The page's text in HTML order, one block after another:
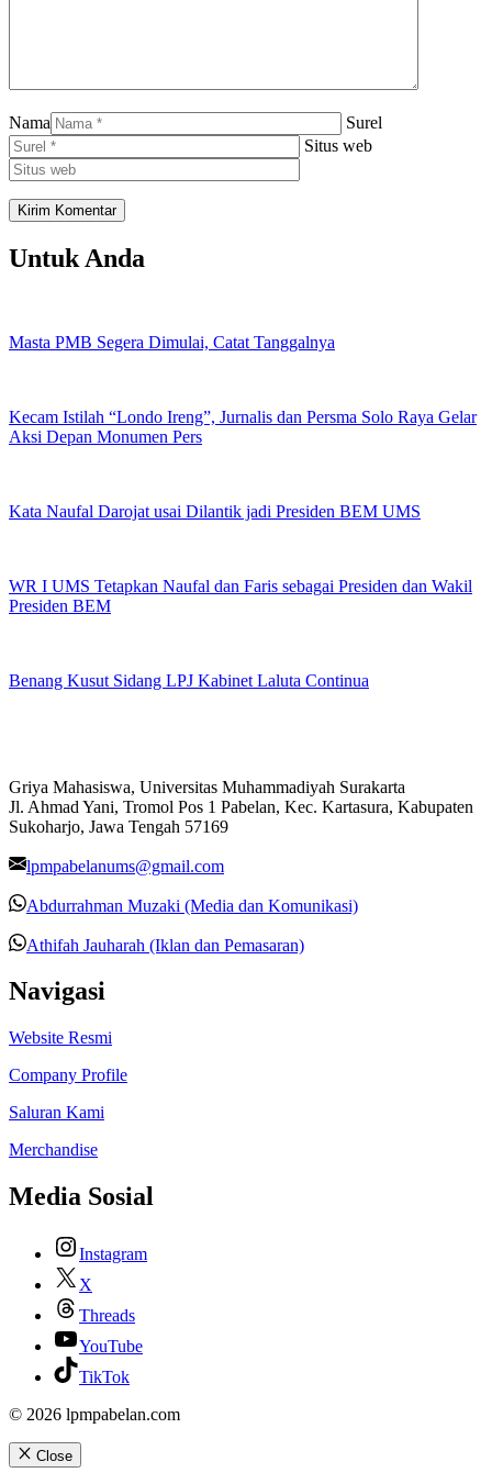
Nama
Surel
Situs web
Untuk Anda
Masta PMB Segera Dimulai, Catat Tanggalnya
Kecam Istilah “Londo Ireng”, Jurnalis dan Persma Solo Raya Gelar
Aksi Depan Monumen Pers
Kata Naufal Darojat usai Dilantik jadi Presiden BEM UMS
WR I UMS Tetapkan Naufal dan Faris sebagai Presiden dan Wakil
Presiden BEM
Benang Kusut Sidang LPJ Kabinet Laluta Continua
Griya Mahasiswa, Universitas Muhammadiyah Surakarta
Jl. Ahmad Yani, Tromol Pos 1 Pabelan, Kec. Kartasura, Kabupaten
Sukoharjo, Jawa Tengah 57169
lpmpabelanums@gmail.com
Abdurrahman Muzaki (Media dan Komunikasi)
Athifah Jauharah (Iklan dan Pemasaran)
Navigasi
Website Resmi
Company Profile
Saluran Kami
Merchandise
Media Sosial
Instagram
X
Threads
YouTube
TikTok
© 2026 lpmpabelan.com
Close